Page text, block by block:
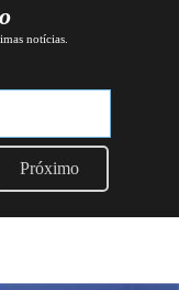
notícias.
Próximo